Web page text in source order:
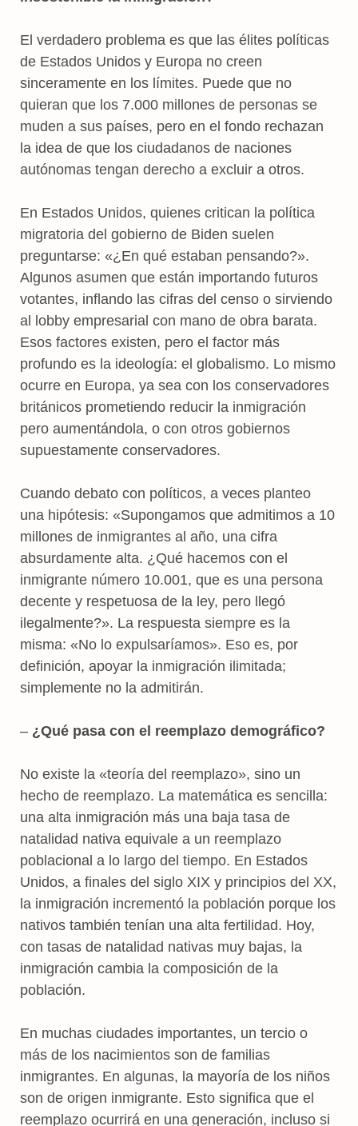
El verdadero problema es que las élites políticas
de Estados Unidos y Europa no creen
sinceramente en los límites. Puede que no
quieran que los 7.000 millones de personas se
muden a sus países, pero en el fondo rechazan
la idea de que los ciudadanos de naciones
autónomas tengan derecho a excluir a otros.
En Estados Unidos, quienes critican la política
migratoria del gobierno de Biden suelen
preguntarse: «¿En qué estaban pensando?».
Algunos asumen que están importando futuros
votantes, inflando las cifras del censo o sirviendo
al lobby empresarial con mano de obra barata.
Esos factores existen, pero el factor más
profundo es la ideología: el globalismo. Lo mismo
ocurre en Europa, ya sea con los conservadores
británicos prometiendo reducir la inmigración
pero aumentándola, o con otros gobiernos
supuestamente conservadores.
Cuando debato con políticos, a veces planteo
una hipótesis: «Supongamos que admitimos a 10
millones de inmigrantes al año, una cifra
absurdamente alta. ¿Qué hacemos con el
inmigrante número 10.001, que es una persona
decente y respetuosa de la ley, pero llegó
ilegalmente?». La respuesta siempre es la
misma: «No lo expulsaríamos». Eso es, por
definición, apoyar la inmigración ilimitada;
simplemente no la admitirán.
– ¿Qué pasa con el reemplazo demográfico?
No existe la «teoría del reemplazo», sino un
hecho de reemplazo. La matemática es sencilla:
una alta inmigración más una baja tasa de
natalidad nativa equivale a un reemplazo
poblacional a lo largo del tiempo. En Estados
Unidos, a finales del siglo XIX y principios del XX,
la inmigración incrementó la población porque los
nativos también tenían una alta fertilidad. Hoy,
con tasas de natalidad nativas muy bajas, la
inmigración cambia la composición de la
población.
En muchas ciudades importantes, un tercio o
más de los nacimientos son de familias
inmigrantes. En algunas, la mayoría de los niños
son de origen inmigrante. Esto significa que el
reemplazo ocurrirá en una generación, incluso si